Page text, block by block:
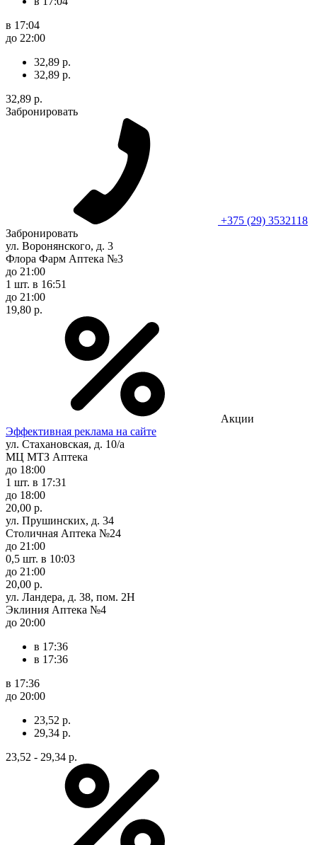
в 17:04
до 22:00
32,89 р.
32,89 р.
32,89 р.
Забронировать
+375 (29) 3532118
Забронировать
ул. Воронянского, д. 3
Флора Фарм Аптека №3
до 21:00
1 шт. в 16:51
до 21:00
19,80 р.
Акции
Эффективная реклама на сайте
ул. Стахановская, д. 10/а
МЦ МТЗ Аптека
до 18:00
1 шт. в 17:31
до 18:00
20,00 р.
ул. Прушинских, д. 34
Столичная Аптека №24
до 21:00
0,5 шт. в 10:03
до 21:00
20,00 р.
ул. Ландера, д. 38, пом. 2Н
Эклиния Аптека №4
до 20:00
в 17:36
в 17:36
в 17:36
до 20:00
23,52 р.
29,34 р.
23,52 - 29,34 р.